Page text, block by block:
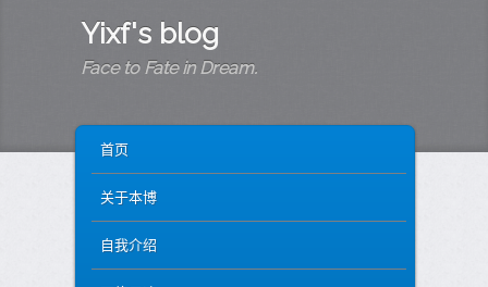
Yixf's blog
Face to Fate in Dream.
SKIP TO PRIMARY CONTENT
SKIP TO SECONDARY CONTENT
首页
关于本博
自我介绍